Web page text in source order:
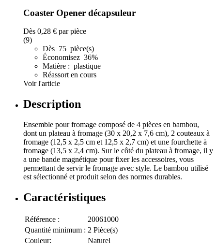
Coaster Opener décapsuleur
Dès 0,28 € par pièce
(9)
Dès 75 pièce(s)
Économisez 36%
Matière : plastique
Réassort en cours
Voir l'article
Description
Ensemble pour fromage composé de 4 pièces en bambou,
dont un plateau à fromage (30 x 20,2 x 7,6 cm), 2 couteaux à
fromage (12,5 x 2,5 cm et 12,5 x 2,7 cm) et une fourchette à
fromage (13,5 x 2,4 cm). Sur le côté du plateau à fromage, il y
a une bande magnétique pour fixer les accessoires, vous
permettant de servir le fromage avec style. Le bambou utilisé
est sélectionné et produit selon des normes durables.
Caractéristiques
Référence :
20061000
Quantité minimum : 2 Pièce(s)
Couleur:
Naturel